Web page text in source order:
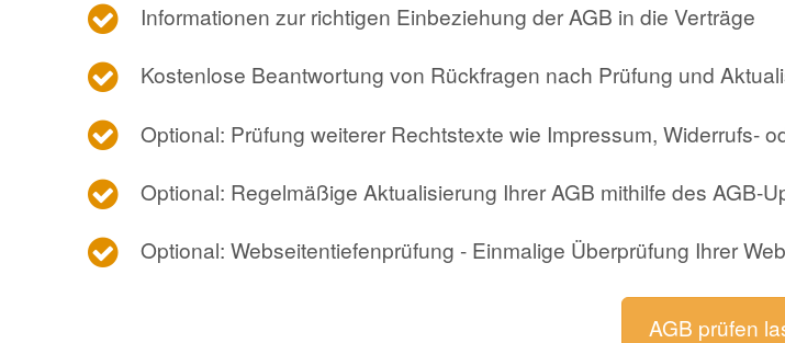
Informationen zur richtigen Einbeziehung der AGB in die Verträge
Kostenlose Beantwortung von Rückfragen nach Prüfung und
Optional: Prüfung weiterer Rechtstexte wie Impressum, Widerrufs-
Optional: Regelmäßige Aktualisierung Ihrer AGB mithilfe des AGB-
Optional: Webseitentiefenprüfung - Einmalige Überprüfung Ihrer
AGB prüfen